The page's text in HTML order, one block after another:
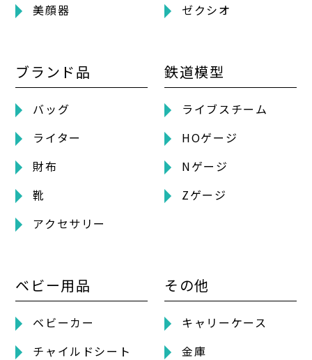
美顔器
ゼクシオ
ブランド品
バッグ
ライター
財布
靴
アクセサリー
鉄道模型
ライブスチーム
HOゲージ
Nゲージ
Zゲージ
ベビー用品
ベビーカー
チャイルドシート
その他
キャリーケース
金庫